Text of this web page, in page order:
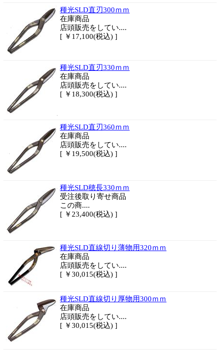
種光SLD直刃300ｍｍ
在庫商品
店頭販売をしてい....
[ ￥17,100(税込) ]
種光SLD直刃330ｍｍ
在庫商品
店頭販売をしてい....
[ ￥18,300(税込) ]
種光SLD直刃360ｍｍ
在庫商品
店頭販売をしてい....
[ ￥19,500(税込) ]
種光SLD穂長330ｍｍ
受注後取り寄せ商品
この商....
[ ￥23,400(税込) ]
種光SLD直線切り薄物用320ｍｍ
在庫商品
店頭販売をしてい....
[ ￥30,015(税込) ]
種光SLD直線切り厚物用300ｍｍ
在庫商品
店頭販売をしてい....
[ ￥30,015(税込) ]